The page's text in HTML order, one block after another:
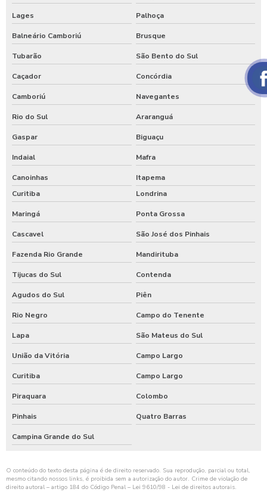
Lages Palhoça
Balneário Camboriú Brusque
Tubarão São Bento do Sul
Caçador Concórdia
Camboriú Navegantes
Rio do Sul Araranguá
Gaspar Biguaçu
Indaial Mafra
Canoinhas
Itapema
Curitiba
Londrina
Maringá Ponta Grossa
Cascavel São José dos Pinhais
Fazenda Rio Grande Mandirituba
Tijucas do Sul Contenda
Agudos do Sul Piên
Rio Negro Campo do Tenente
Lapa São Mateus do Sul
União da Vitória Campo Largo
Curitiba Campo Largo
Piraquara Colombo
Pinhais Quatro Barras
Campina Grande do Sul
O conteúdo do texto desta página é de direito reservado. Sua reprodução, parcial ou total,
mesmo citando nossos links, é proibida sem a autorização do autor. Crime de violação de
direito autoral – artigo 184 do Código Penal – Lei 9610/98 - Lei de direitos autorais.